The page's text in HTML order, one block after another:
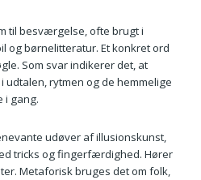
til besværgelse, ofte brugt i
og børnelitteratur. Et konkret ord
Som svar indikerer det, at
rytmen og de hemmelige
gang.
udøver af illusionskunst,
tricks og fingerfærdighed. Hører
Metaforisk bruges det om folk,